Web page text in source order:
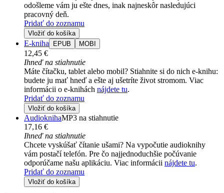
odošleme vám ju ešte dnes, inak najneskôr nasledujúci
pracovný deň.
Pridať do zoznamu
Vložiť do košíka
E-kniha EPUB MOBI
12,45 €
Ihneď na stiahnutie
Máte čítačku, tablet alebo mobil? Stiahnite si do nich e-knihu:
budete ju mať hneď a ešte aj ušetríte život stromom. Viac
informácii o e-knihách nájdete tu.
Pridať do zoznamu
Vložiť do košíka
AudioknihaMP3 na stiahnutie
17,16 €
Ihneď na stiahnutie
Chcete vyskúšať čítanie ušami? Na vypočutie audioknihy
vám postačí telefón. Pre čo najjednoduchšie počúvanie
odporúčame našu aplikáciu. Viac informácii nájdete tu.
Pridať do zoznamu
Vložiť do košíka